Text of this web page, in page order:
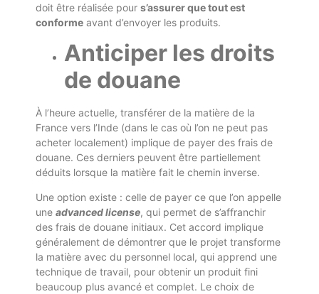
doit être réalisée pour s’assurer que tout est
conforme avant d’envoyer les produits.
Anticiper les droits
de douane
À l’heure actuelle, transférer de la matière de la
France vers l’Inde (dans le cas où l’on ne peut pas
acheter localement) implique de payer des frais de
douane. Ces derniers peuvent être partiellement
déduits lorsque la matière fait le chemin inverse.
Une option existe : celle de payer ce que l’on appelle
une advanced license, qui permet de s’affranchir
des frais de douane initiaux. Cet accord implique
généralement de démontrer que le projet transforme
la matière avec du personnel local, qui apprend une
technique de travail, pour obtenir un produit fini
beaucoup plus avancé et complet. Le choix de